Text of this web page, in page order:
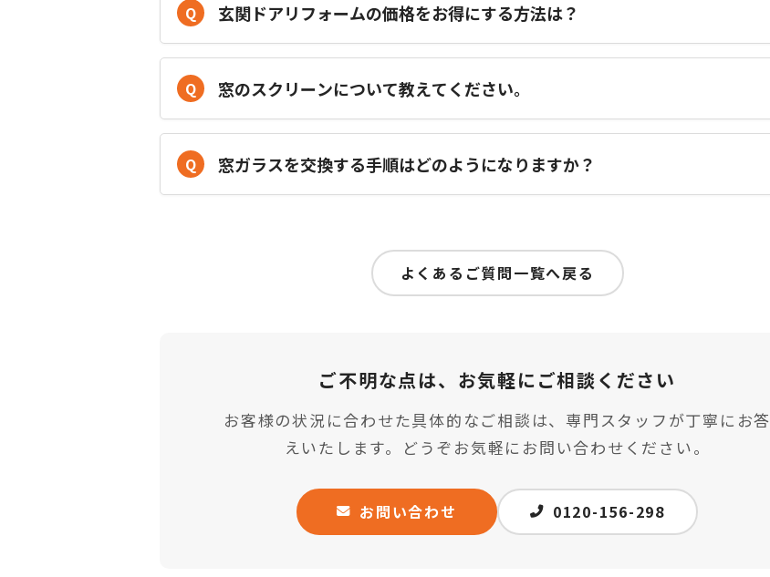
Q 玄関ドアリフォームの価格をお得にする方法は？
Q 窓のスクリーンについて教えてください。
Q 窓ガラスを交換する手順はどのようになりますか？
よくあるご質問一覧へ戻る
ご不明な点は、 お気軽にご相談ください
お客様の状況に合わせた具体的なご相談は、専門スタッフが丁寧にお答
えいたします。どうぞお気軽にお問い合わせください。
お問い合わせ 0120-156-298